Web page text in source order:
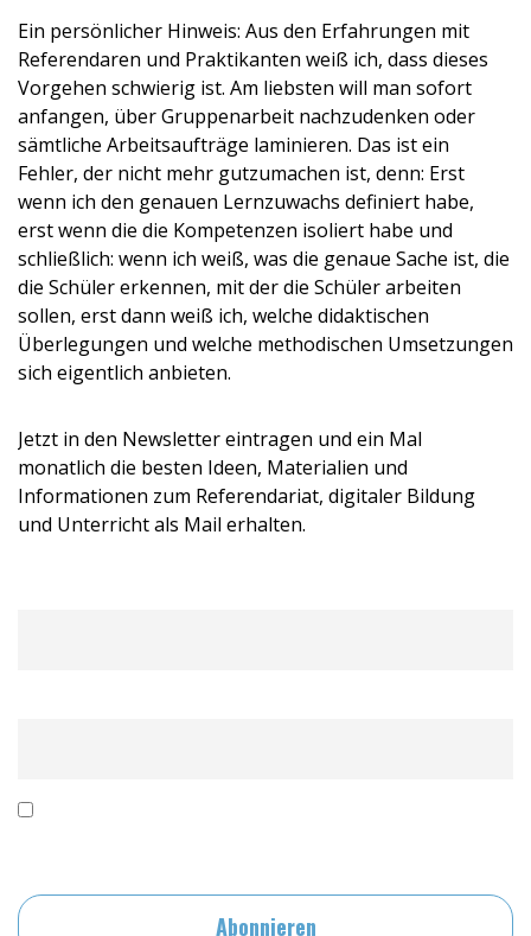
Ein persönlicher Hinweis: Aus den Erfahrungen mit
Referendaren und Praktikanten weiß ich, dass dieses
Vorgehen schwierig ist. Am liebsten will man sofort
anfangen, über Gruppenarbeit nachzudenken oder
sämtliche Arbeitsaufträge laminieren. Das ist ein
Fehler, der nicht mehr gutzumachen ist, denn: Erst
wenn ich den genauen Lernzuwachs definiert habe,
erst wenn die die Kompetenzen isoliert habe und
schließlich: wenn ich weiß, was die genaue Sache ist, die
die Schüler erkennen, mit der die Schüler arbeiten
sollen, erst dann weiß ich, welche didaktischen
Überlegungen und welche methodischen Umsetzungen
sich eigentlich anbieten.
Jetzt in den Newsletter eintragen und ein Mal
monatlich die besten Ideen, Materialien und
Informationen zum Referendariat, digitaler Bildung
und Unterricht als Mail erhalten.